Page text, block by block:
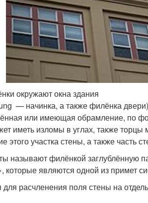
окружают окна здания
— начинка, а также филёнка
или имеющая обрамление, по
иметь изломы в углах, также
этого участка стены, а также часть
называют филёнкой
, которые являются одной из примет
расчленения поля стены на